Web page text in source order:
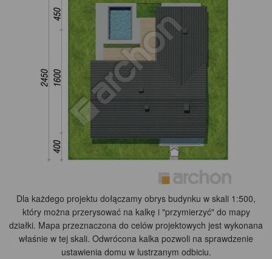
Dla każdego projektu dołączamy obrys budynku w skali 1:500,
który można przerysować na kalkę i "przymierzyć" do mapy
działki. Mapa przeznaczona do celów projektowych jest wykonana
właśnie w tej skali. Odwrócona kalka pozwoli na sprawdzenie
ustawienia domu w lustrzanym odbiciu.